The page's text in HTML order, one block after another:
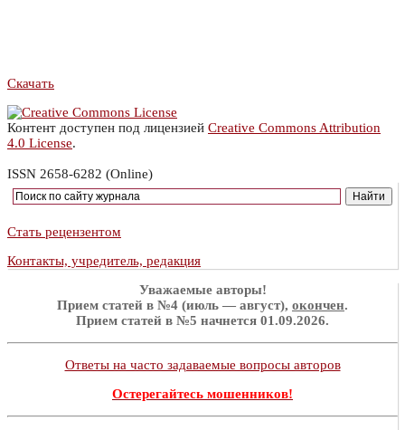
Скачать
Контент доступен под лицензией Creative Commons Attribution
4.0 License.
ISSN 2658-6282 (Online)
Стать рецензентом
Контакты, учредитель, редакция
Уважаемые авторы!
Прием статей в №4 (июль — август), окончен.
Прием статей в №5 начнется 01.09.2026.
Ответы на часто задаваемые вопросы авторов
Остерегайтесь мошенников!